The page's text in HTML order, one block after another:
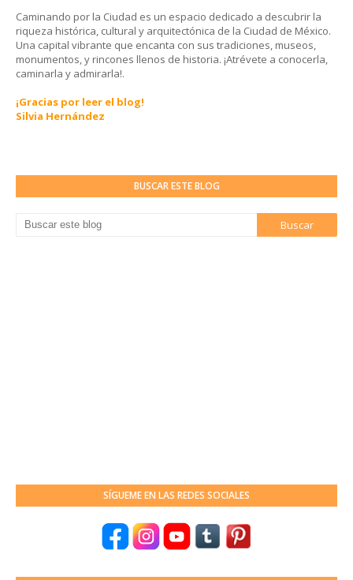
Caminando por la Ciudad es un espacio dedicado a descubrir la
riqueza histórica, cultural y arquitectónica de la Ciudad de México.
Una capital vibrante que encanta con sus tradiciones, museos,
monumentos, y rincones llenos de historia. ¡Atrévete a conocerla,
caminarla y admirarla!.
¡Gracias por leer el blog!
Silvia Hernández
BUSCAR ESTE BLOG
SÍGUEME EN LAS REDES SOCIALES